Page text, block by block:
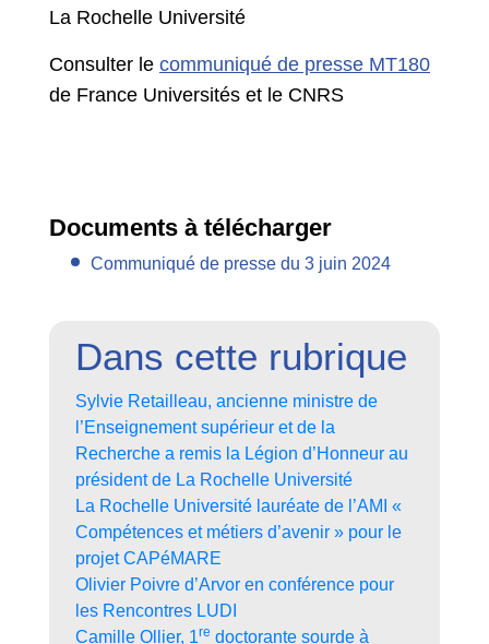
La Rochelle Université
Consulter le communiqué de presse MT180
de France Universités et le CNRS
Documents à télécharger
Communiqué de presse du 3 juin 2024
Dans cette rubrique
Sylvie Retailleau, ancienne ministre de
l’Enseignement supérieur et de la
Recherche a remis la Légion d’Honneur au
président de La Rochelle Université
La Rochelle Université lauréate de l’AMI «
Compétences et métiers d’avenir » pour le
projet CAPéMARE
Olivier Poivre d’Arvor en conférence pour
les Rencontres LUDI
Camille Ollier, 1re doctorante sourde à